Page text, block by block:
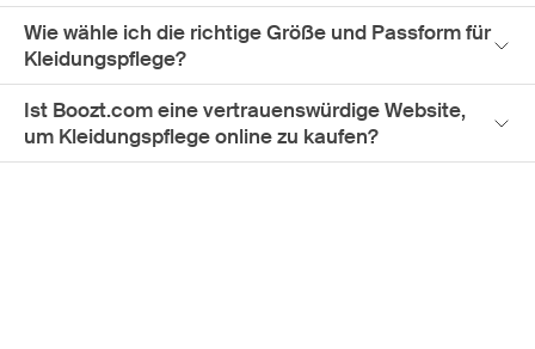
Wie wähle ich die richtige Größe und Passform für
Kleidungspflege?
Ist Boozt.com eine vertrauenswürdige Website,
um Kleidungspflege online zu kaufen?